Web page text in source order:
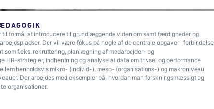
til formål at introducere til grundlæggende viden om samt færdigheder og
Der vil være fokus på nogle af de centrale opgaver i forbindelse
som f.eks. rekruttering, planlægning af medarbejder- og
HR-strategier, indhentning og analyse af data om trivsel og performance
henholdsvis mikro- (individ-), meso- (organisations-) og makroniveau
Der arbejdes med eksempler på, hvordan man forskningsmæssigt og
organisationer.